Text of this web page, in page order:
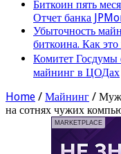
Биткоин пять
Отчет банка
Убыточность
биткоина. Как
Комитет
майнинг в ЦОДах
Home / Майнинг /
на сотнях чужих
MARKETPLACE